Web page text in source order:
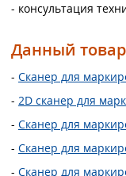
- консультация
Данный
- Сканер для
- 2D сканер для
- Сканер для
- Сканер для
- Сканер для